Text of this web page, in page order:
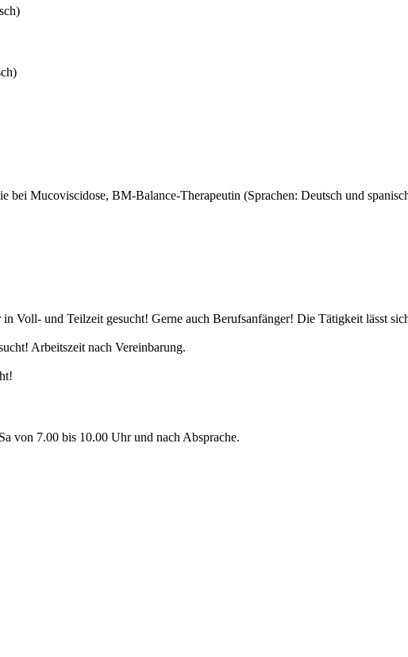
bei Mucoviscidose, BM-Balance-Therapeutin (Sprachen: Deutsch und
in Voll- und Teilzeit gesucht! Gerne auch Berufsanfänger! Die Tätigkeit lässt
Arbeitszeit nach Vereinbarung.
von 7.00 bis 10.00 Uhr und nach Absprache.